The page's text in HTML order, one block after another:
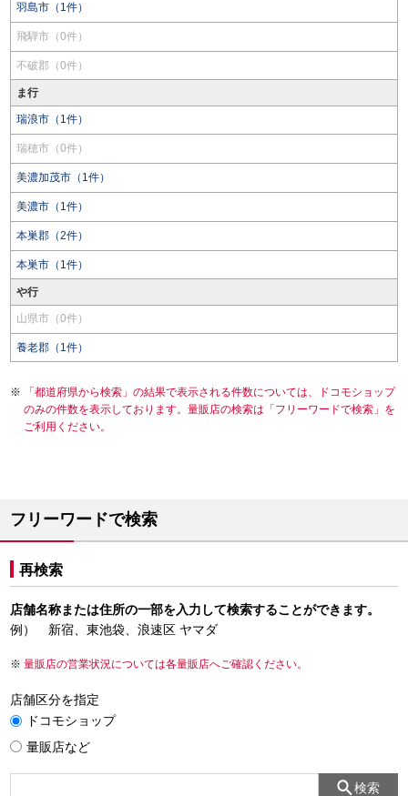
羽島市（1件）
飛騨市（0件）
不破郡（0件）
ま行
瑞浪市（1件）
瑞穂市（0件）
美濃加茂市（1件）
美濃市（1件）
本巣郡（2件）
本巣市（1件）
や行
山県市（0件）
養老郡（1件）
「都道府県から検索」の結果で表示される件数については、ドコモショップ
のみの件数を表示しております。量販店の検索は「フリーワードで検索」を
ご利用ください。
フリーワードで検索
再検索
店舗名称または住所の一部を入力して検索することができます。
例） 新宿、東池袋、浪速区 ヤマダ
量販店の営業状況については各量販店へご確認ください。
店舗区分を指定
ドコモショップ
量販店など
検索